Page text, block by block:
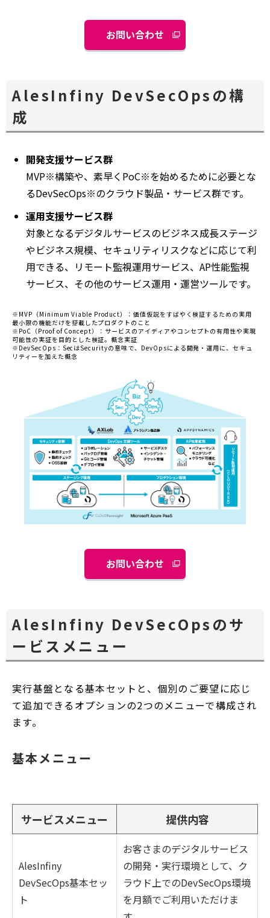
お問い合わせ 別
ウ
ド
で
AlesInfiny DevSecOpsの構
成
開発支援サービス群
MVP※構築や、素早くPoC※を始めるために必要とな
るDevSecOps※のクラウド製品・サービス群です。
運用支援サービス群
対象となるデジタルサービスのビジネス成長ステージ
やビジネス規模、セキュリティリスクなどに応じて利
用できる、リモート監視運用サービス、AP性能監視
サービス、その他のサービス運用・運営ツールです。
※MVP（Minimum Viable Product）：価値仮説をすばやく検証するための実用
最小限の機能だけを搭載したプロダクトのこと
※PoC（Proof of Concept）：サービスのアイディアやコンセプトの有用性や実現
可能性の実証を目的とした検証。概念実証
※DevSecOps：SecはSecurityの意味で、DevOpsによる開発・運用に、セキュ
リティーを加えた概念
お問い合わせ 別
ウ
ド
で
く
AlesInfiny DevSecOpsのサ
ービスメニュー
実行基盤となる基本セットと、個別のご要望に応じ
て追加できるオプションの2つのメニューで構成され
ます。
基本メニュー
サービスメニュー 提供内容
AlesInfiny
DevSecOps基本セッ
ト
お客さまのデジタルサービス
の開発・実行環境として、ク
ラウド上でのDevSecOps環境
を月額でご利用いただけま